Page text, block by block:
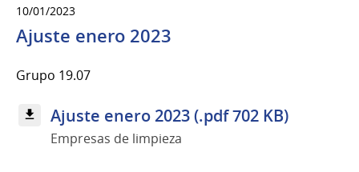
10/01/2023
Ajuste enero 2023
Grupo 19.07
Ajuste enero 2023 (.pdf 702 KB)
Empresas de limpieza